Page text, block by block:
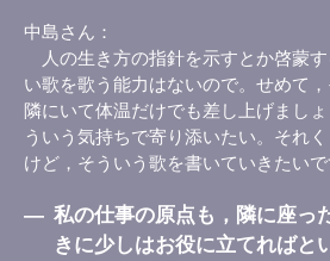
中島さん
人の生き方の指針を示すとか啓蒙
い歌を歌う能力はないので。せめて
隣にいて体温だけでも差し上げまし
ういう気持ちで寄り添いたい。それ
けど，そういう歌を書いていきたいで
― 私の仕事の原点も，隣に座っ
きに少しはお役に立てればと